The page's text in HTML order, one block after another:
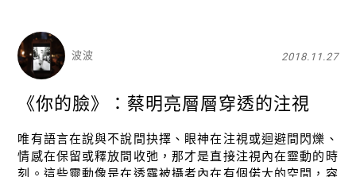
波波 2018.11.27
《你的臉》：蔡明亮層層穿透的注視
唯有語言在說與不說間抉擇、眼神在注視或迴避間閃爍、
情感在保留或釋放間收弛，那才是直接注視內在靈動的時
刻。這些靈動像是在透露被攝者內在有個偌大的空間，容